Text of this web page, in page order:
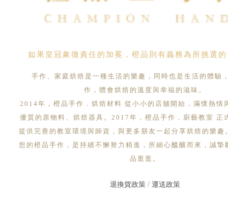
如果皇冠象徵責任的加冕，橙品則有義務為所挑選
手作、家庭烘焙是一種生活的樂趣，同時也是生活的體驗
作，體會烘焙的溫度與幸福的滋味。
2014年，橙品手作．烘焙材料 從小小的店舖開始，滿懷熱情
優質的原物料、烘焙器具。2017年，橙品手作．廚藝教室 正
提供完善的教室環境與師資，與更多朋友一起分享烘焙的樂趣
您的橙品手作，是持續不懈努力精進，所細心醞釀而來，誠摯
品逛逛。
退換貨政策/ 運送政策